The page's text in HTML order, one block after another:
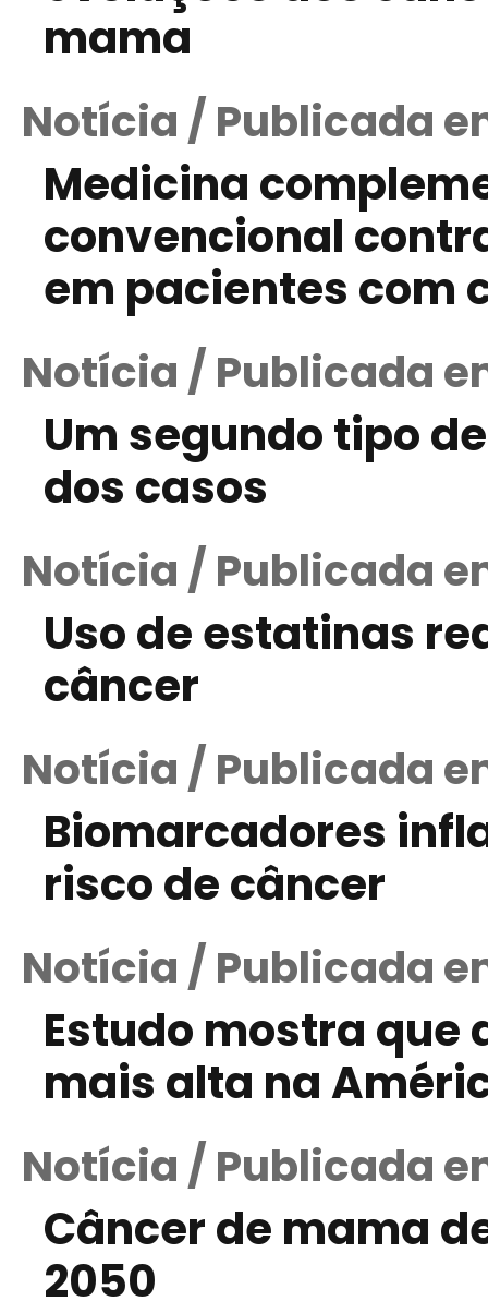
mama
Notícia / Publicada
Medicina
convencional
em pacientes com
Notícia / Publicada
Um segundo tipo
dos casos
Notícia / Publicada
Uso de estatinas
câncer
Notícia / Publicada
Biomarcadores
risco de câncer
Notícia / Publicada
Estudo mostra que
mais alta na
Notícia / Publicada
Câncer de mama
2050